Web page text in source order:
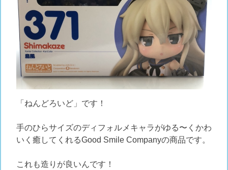
「ねんどろいど」です！
手のひらサイズのディフォルメキャラがゆる〜くかわ
いく癒してくれるGood Smile Companyの商品です。
これも造りが良いんです！